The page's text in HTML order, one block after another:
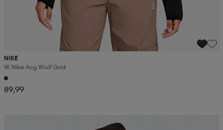
NIKE
W Nike Acg Wolf Grid
89,99